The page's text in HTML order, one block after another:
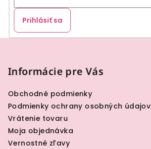
Prihlásiť sa
Informácie pre Vás
Obchodné podmienky
Podmienky ochrany osobných údajov
Vrátenie tovaru
Moja objednávka
Vernostné zľavy